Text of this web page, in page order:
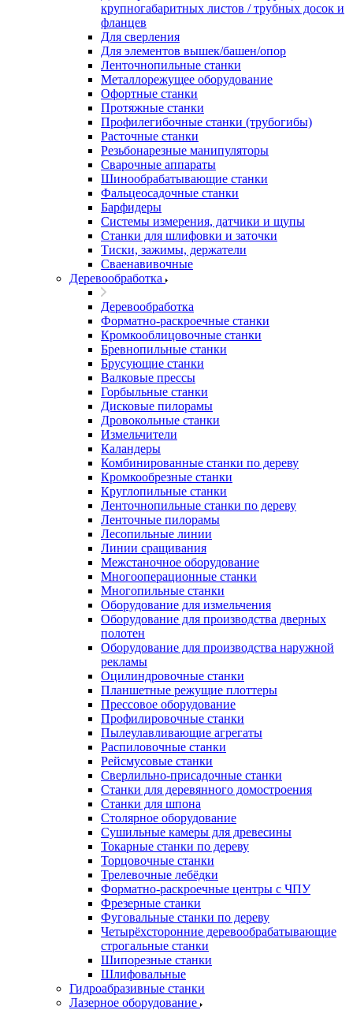
крупногабаритных листов / трубных досок и
фланцев
Для сверления
Для элементов вышек/башен/опор
Ленточнопильные станки
Металлорежущее оборудование
Офортные станки
Протяжные станки
Профилегибочные станки (трубогибы)
Расточные станки
Резьбонарезные манипуляторы
Сварочные аппараты
Шинообрабатывающие станки
Фальцеосадочные станки
Барфидеры
Системы измерения, датчики и щупы
Станки для шлифовки и заточки
Тиски, зажимы, держатели
Cваенавивочные
Деревообработка
Деревообработка
Форматно-раскроечные станки
Кромкооблицовочные станки
Бревнопильные станки
Брусующие станки
Валковые прессы
Горбыльные станки
Дисковые пилорамы
Дровокольные станки
Измельчители
Каландеры
Комбинированные станки по дереву
Кромкообрезные станки
Круглопильные станки
Ленточнопильные станки по дереву
Ленточные пилорамы
Лесопильные линии
Линии сращивания
Межстаночное оборудование
Многооперационные станки
Многопильные станки
Оборудование для измельчения
Оборудование для производства дверных
полотен
Оборудование для производства наружной
рекламы
Оцилиндровочные станки
Планшетные режущие плоттеры
Прессовое оборудование
Профилировочные станки
Пылеулавливающие агрегаты
Распиловочные станки
Рейсмусовые станки
Сверлильно-присадочные станки
Станки для деревянного домостроения
Станки для шпона
Столярное оборудование
Сушильные камеры для древесины
Токарные станки по дереву
Торцовочные станки
Трелевочные лебёдки
Форматно-раскроечные центры с ЧПУ
Фрезерные станки
Фуговальные станки по дереву
Четырёхсторонние деревообрабатывающие
строгальные станки
Шипорезные станки
Шлифовальные
Гидроабразивные станки
Лазерное оборудование